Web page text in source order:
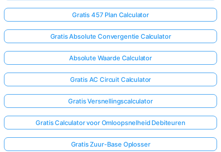
Gratis 457 Plan Calculator
Gratis Absolute Convergentie Calculator
Absolute Waarde Calculator
Gratis AC Circuit Calculator
Gratis Versnellingscalculator
Gratis Calculator voor Omloopsnelheid Debiteuren
Gratis Zuur-Base Oplosser